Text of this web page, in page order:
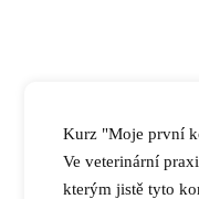
Kurz "Moje první
Ve veterinární
kterým jistě tyto